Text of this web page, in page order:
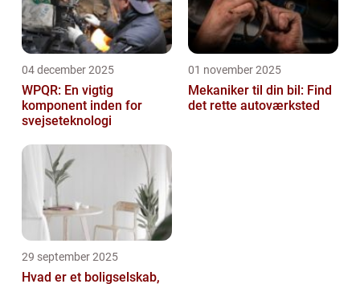
04 december 2025
WPQR: En vigtig
komponent inden for
svejseteknologi
01 november 2025
Mekaniker til din bil: Find
det rette autoværksted
29 september 2025
Hvad er et boligselskab,